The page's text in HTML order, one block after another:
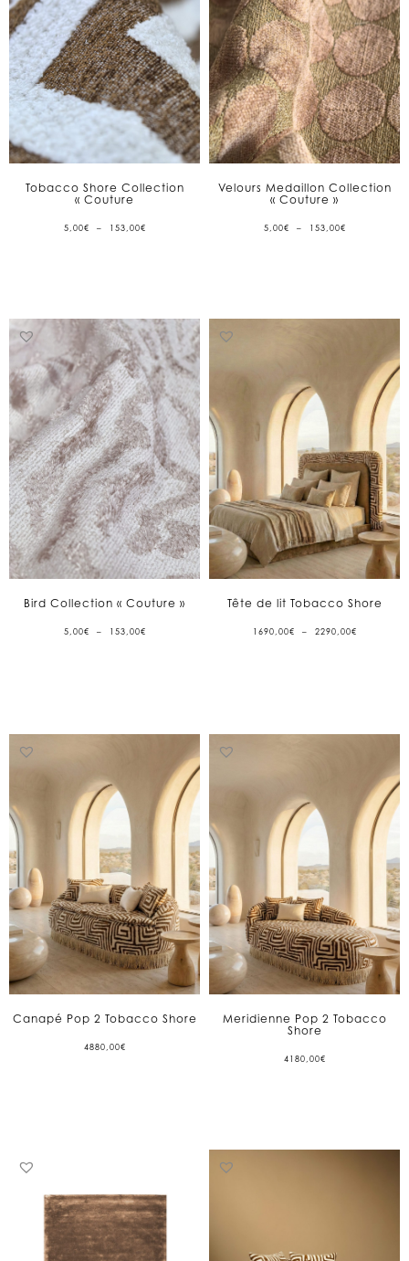
Tobacco Shore Collection
« Couture
5,00€ – 153,00€PLAGE
DE
Velours Medaillon Collection
« Couture »
5,00€ – 153,00€PLAGE
DE
Bird Collection « Couture »
5,00€ – 153,00€PLAGE
DE
Tête de lit Tobacco Shore
1690,00€ – 2290,00€PLAGE
DE
Canapé Pop 2 Tobacco Shore
4880,00€
Meridienne Pop 2 Tobacco
Shore
4180,00€